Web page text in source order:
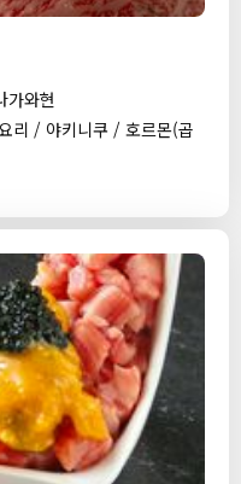
가와현
리 / 야키니쿠 / 호르몬(곱